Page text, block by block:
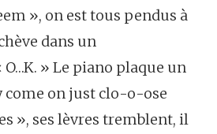
», on esttous pendus à
dans un
O…K. » Le piano plaque un
come on just clo-o-ose
», ses lèvres tremblent, il